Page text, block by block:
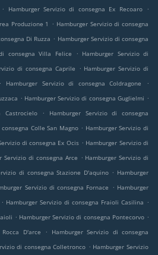
. Hamburger Servizio di consegna Ex Recoaro
.
Produzione 1
. Hamburger Servizio di consegna
Di Ruzza . Hamburger Servizio di consegna
consegna Villa Felice . Hamburger Servizio di
di consegna Caprile . Hamburger Servizio di
. Hamburger Servizio di consegna Coldragone
.
. Hamburger Servizio di consegna Guglielmi .
Castrocielo
.
Hamburger Servizio di consegna
Colle San Magno . Hamburger Servizio di
di consegna Ex Ocis . Hamburger Servizio di
Servizio di consegna Arce . Hamburger Servizio di
di consegna Stazione D'aquino . Hamburger
Servizio di consegna Fornace . Hamburger
. Hamburger Servizio di consegna Fraioli Casilina .
. Hamburger Servizio di consegna Pontecorvo .
D'arce
.
Hamburger Servizio di consegna
di consegna Colletronco . Hamburger Servizio